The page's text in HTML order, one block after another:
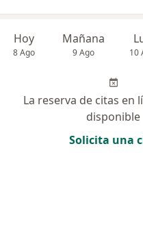
Hoy
8 Ago
Mañana
9 Ago 10
La reserva de citas en
disponible
Solicita una